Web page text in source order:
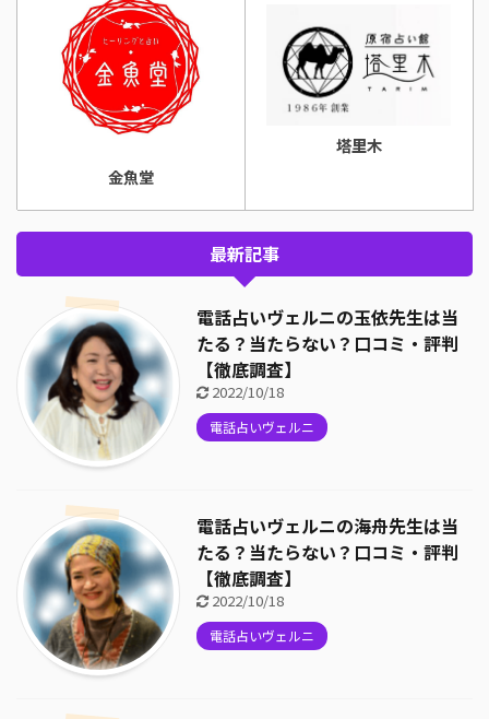
金魚堂
塔里木
最新記事
電話占いヴェルニの玉依先生は当
たる？当たらない？口コミ・評判
【徹底調査】
2022/10/18
電話占いヴェルニ
電話占いヴェルニの海舟先生は当
たる？当たらない？口コミ・評判
【徹底調査】
2022/10/18
電話占いヴェルニ